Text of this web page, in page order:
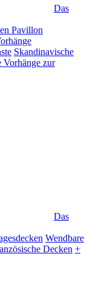
Das
Pavillon
Skandinavische
Vorhänge zur
Das
Wendbare
Decken +